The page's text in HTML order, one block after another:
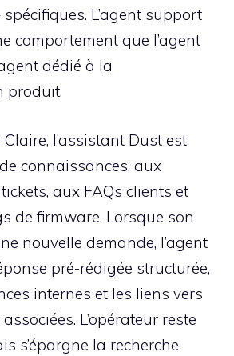
spécifiques. L’agent support
comportement que l’agent
dédié à la
produit.
l’assistant Dust est
connaissances, aux
aux FAQs clients et
de firmware. Lorsque son
nouvelle demande, l’agent
pré-rédigée structurée,
internes et les liens vers
L’opérateur reste
s’épargne la recherche